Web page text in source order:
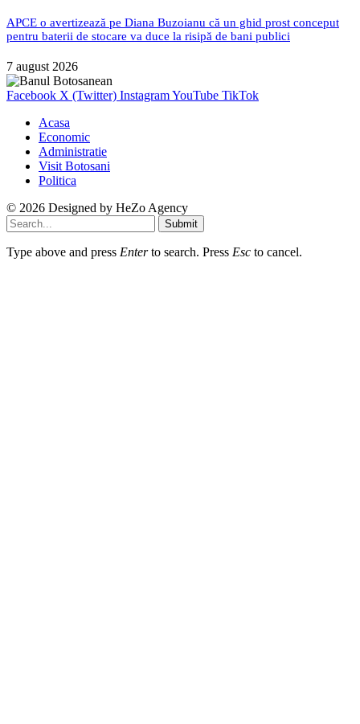
APCE o avertizează pe Diana Buzoianu că un ghid prost conceput
pentru baterii de stocare va duce la risipă de bani publici
7 august 2026
Facebook X (Twitter) InstagramYouTube TikTok
Acasa
Economic
Administratie
Visit Botosani
Politica
© 2026 Designed by HeZo Agency
Submit
Type above and press Enterto search. Press Esc to cancel.